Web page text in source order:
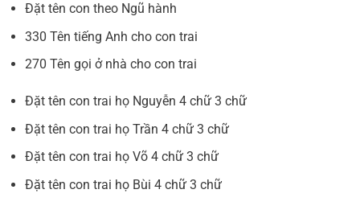
Đặt tên con theo Ngũ hành
330 Tên tiếng Anh cho con trai
270 Tên gọi ở nhà cho con trai
Đặt tên con trai họ Nguyễn 4 chữ 3 chữ
Đặt tên con trai họ Trần 4 chữ 3 chữ
Đặt tên con trai họ Võ 4 chữ 3 chữ
Đặt tên con trai họ Bùi 4 chữ 3 chữ